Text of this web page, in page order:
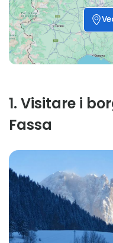
1. Visitare i
Fassa